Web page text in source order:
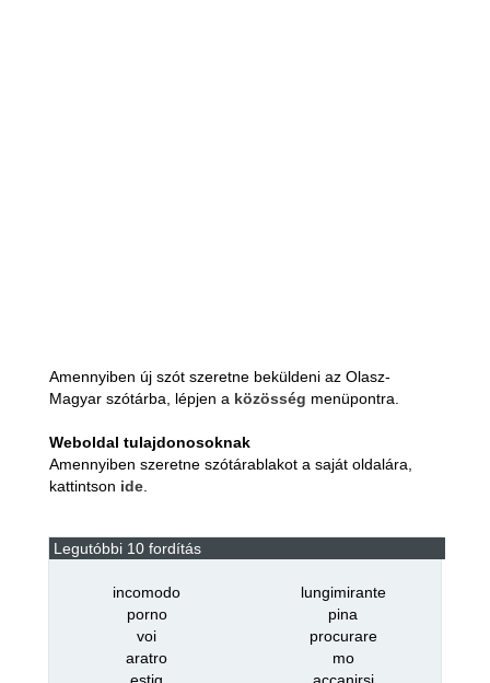
Amennyiben új szót szeretne beküldeni az Olasz-
Magyar szótárba, lépjen a közösség menüpontra.
Weboldal tulajdonosoknak
Amennyiben szeretne szótárablakot a saját oldalára,
kattintson ide.
Legutóbbi 10 fordítás
incomodo
lungimirante
porno
pina
voi
procurare
aratro
mo